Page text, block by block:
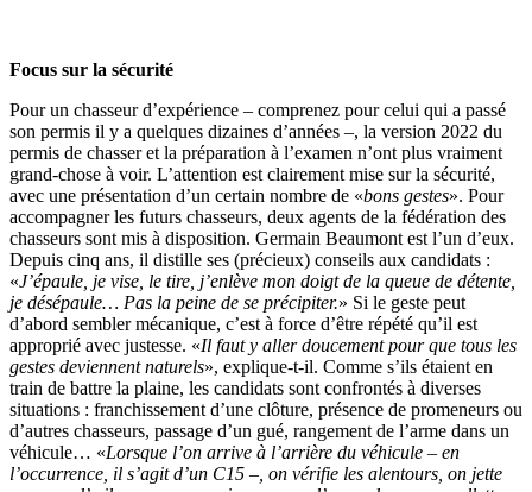
Focus sur la sécurité
Pour un chasseur d’expérience – comprenez pour celui qui a passé
son permis il y a quelques dizaines d’années –, la version 2022 du
permis de chasser et la préparation à l’examen n’ont plus vraiment
grand-chose à voir. L’attention est clairement mise sur la sécurité,
avec une présentation d’un certain nombre de «bons gestes». Pour
accompagner les futurs chasseurs, deux agents de la fédération des
chasseurs sont mis à disposition. Germain Beaumont est l’un d’eux.
Depuis cinq ans, il distille ses (précieux) conseils aux candidats :
«J’épaule, je vise, le tire, j’enlève mon doigt de la queue de détente,
je désépaule… Pas la peine de se précipiter.» Si le geste peut
d’abord sembler mécanique, c’est à force d’être répété qu’il est
approprié avec justesse. «Il faut y aller doucement pour que tous les
gestes deviennent naturels», explique-t-il. Comme s’ils étaient en
train de battre la plaine, les candidats sont confrontés à diverses
situations : franchissement d’une clôture, présence de promeneurs ou
d’autres chasseurs, passage d’un gué, rangement de l’arme dans un
véhicule… «Lorsque l’on arrive à l’arrière du véhicule – en
l’occurrence, il s’agit d’un C15 –, on vérifie les alentours, on jette